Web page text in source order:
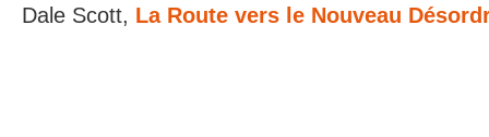
Dale Scott, La Route vers le Nouveau